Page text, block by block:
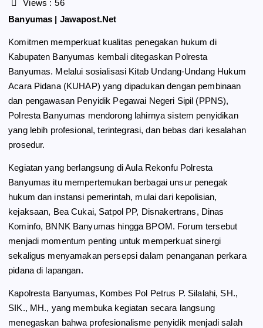
o
o
k
r
a
m
A
p
p
Views : 56
Banyumas | Jawapost.Net
Komitmen memperkuat kualitas penegakan hukum di
Kabupaten Banyumas kembali ditegaskan Polresta
Banyumas. Melalui sosialisasi Kitab Undang-Undang Hukum
Acara Pidana (KUHAP) yang dipadukan dengan pembinaan
dan pengawasan Penyidik Pegawai Negeri Sipil (PPNS),
Polresta Banyumas mendorong lahirnya sistem penyidikan
yang lebih profesional, terintegrasi, dan bebas dari kesalahan
prosedur.
Kegiatan yang berlangsung di Aula Rekonfu Polresta
Banyumas itu mempertemukan berbagai unsur penegak
hukum dan instansi pemerintah, mulai dari kepolisian,
kejaksaan, Bea Cukai, Satpol PP, Disnakertrans, Dinas
Kominfo, BNNK Banyumas hingga BPOM. Forum tersebut
menjadi momentum penting untuk memperkuat sinergi
sekaligus menyamakan persepsi dalam penanganan perkara
pidana di lapangan.
Kapolresta Banyumas, Kombes Pol Petrus P. Silalahi, SH.,
SIK., MH., yang membuka kegiatan secara langsung
menegaskan bahwa profesionalisme penyidik menjadi salah